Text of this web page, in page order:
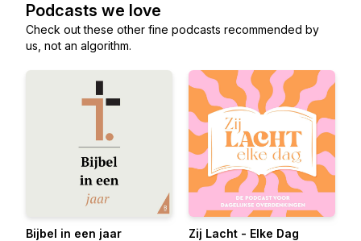
Podcasts we love
Check out these other fine podcasts recommended by
us, not an algorithm.
Bijbel in een jaar
Zij Lacht - Elke Dag